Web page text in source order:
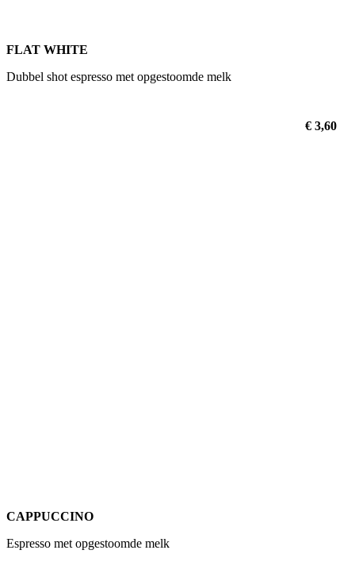
FLAT WHITE
Dubbel shot espresso met opgestoomde melk
CAPPUCCINO
Espresso met opgestoomde melk
€ 3,60